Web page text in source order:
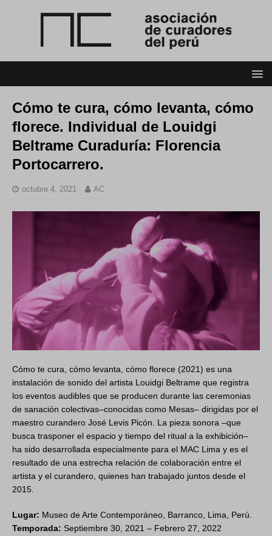
Cómo te cura, cómo levanta, cómo
florece. Individual de Louidgi
Beltrame Curaduría: Florencia
Portocarrero.
octubre 4, 2021 AC
Cómo te cura, cómo levanta, cómo florece (2021) es una
instalación de sonido del artista Louidgi Beltrame que registra
los eventos audibles que se producen durante las ceremonias
de sanación colectivas–conocidas como Mesas– dirigidas por el
maestro curandero José Levis Picón. La pieza sonora –que
busca trasponer el espacio y tiempo del ritual a la exhibición–
ha sido desarrollada especialmente para el MAC Lima y es el
resultado de una estrecha relación de colaboración entre el
artista y el curandero, quienes han trabajado juntos desde el
2015.
Lugar: Museo de Arte Contemporáneo, Barranco, Lima, Perú.
Temporada: Septiembre 30, 2021 – Febrero 27, 2022